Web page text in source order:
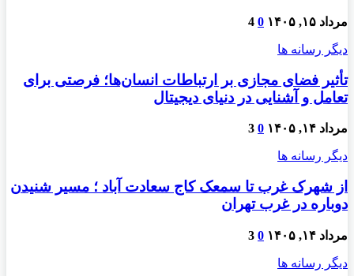
مرداد ۱۵, ۱۴۰۵ 0
4
دیگر رسانه ها
تأثیر فضای مجازی بر ارتباطات انسان‌ها؛ فرصتی برای
تعامل و آشنایی در دنیای دیجیتال
مرداد ۱۴, ۱۴۰۵ 0
3
دیگر رسانه ها
از شهرک غرب تا سمعک کاج سعادت آباد ؛ مسیر شنیدن
دوباره در غرب تهران
مرداد ۱۴, ۱۴۰۵ 0
3
دیگر رسانه ها